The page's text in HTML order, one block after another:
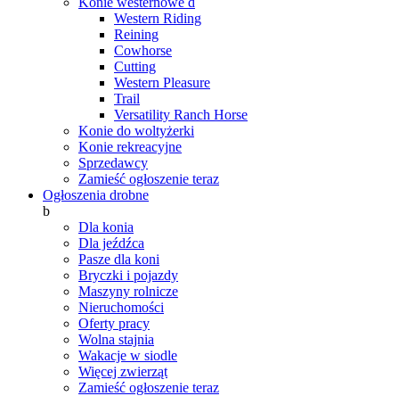
Western Riding
Reining
Cowhorse
Cutting
Western Pleasure
Trail
Versatility Ranch Horse
Konie do woltyżerki
Konie rekreacyjne
Sprzedawcy
Zamieść ogłoszenie teraz
Ogłoszenia drobne
b
Dla konia
Dla jeźdźca
Pasze dla koni
Bryczki i pojazdy
Maszyny rolnicze
Nieruchomości
Oferty pracy
Wolna stajnia
Wakacje w siodle
Więcej zwierząt
Zamieść ogłoszenie teraz